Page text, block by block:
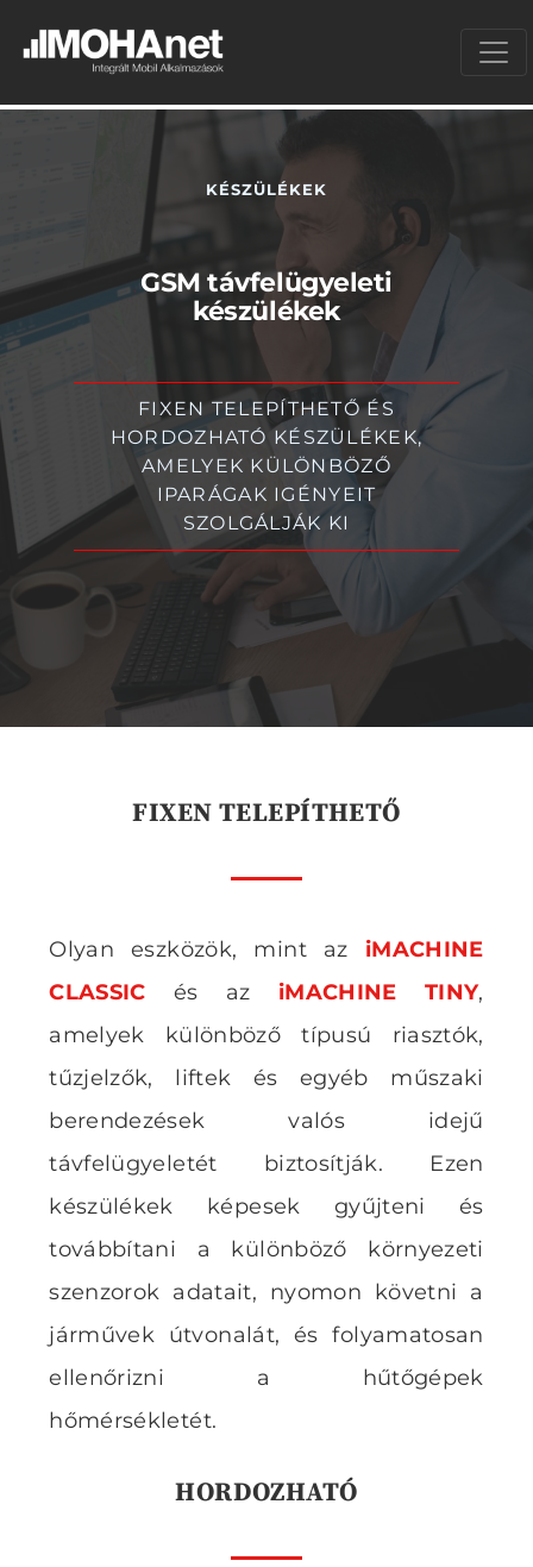
KÉSZÜLÉKEK
GSM távfelügyeleti
készülékek
FIXEN TELEPÍTHETŐ ÉS
HORDOZHATÓ KÉSZÜLÉKEK,
AMELYEK KÜLÖNBÖZŐ
IPARÁGAK IGÉNYEIT
SZOLGÁLJÁK KI
FIXEN TELEPÍTHETŐ
Olyan eszközök, mint az iMACHINE
CLASSIC és az iMACHINE TINY,
amelyek különböző típusú riasztók,
tűzjelzők, liftek és egyéb műszaki
berendezések valós idejű
távfelügyeletét biztosítják. Ezen
készülékek képesek gyűjteni és
továbbítani a különböző környezeti
szenzorok adatait, nyomon követni a
járművek útvonalát, és folyamatosan
ellenőrizni a hűtőgépek
hőmérsékletét.
HORDOZHATÓ